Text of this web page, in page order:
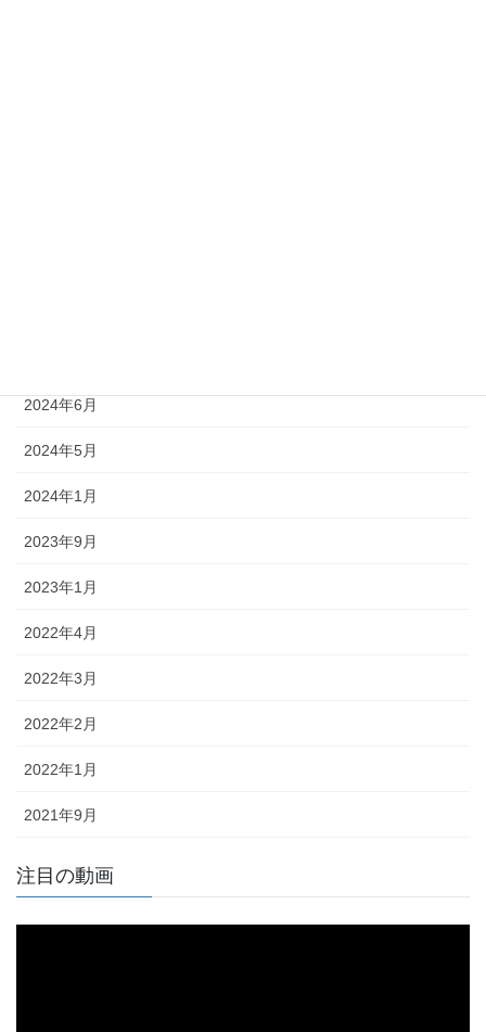
2024年6月
2024年5月
2024年1月
2023年9月
2023年1月
2022年4月
2022年3月
2022年2月
2022年1月
2021年9月
注目の動画